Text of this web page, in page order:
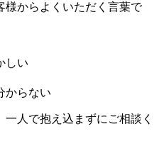
様からよくいただく言葉で
しい
からない
人で抱え込まずにご相談く